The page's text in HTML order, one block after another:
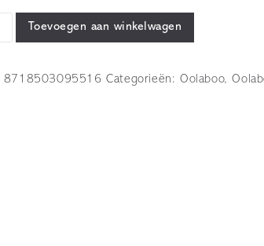
Toevoegen aan winkelwagen
8718503095516 Categorieën:Oolaboo,